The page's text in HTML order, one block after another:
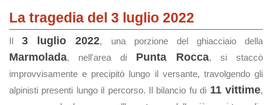
La tragedia del 3 luglio 2022
Il3 luglio 2022, una porzione del ghiacciaio della
Marmolada, nell'area di Punta Rocca, si staccò
improvvisamente e precipitò lungo il versante, travolgendo gli
alpinisti presenti lungo il percorso. Il bilancio fu di 11 vittime,